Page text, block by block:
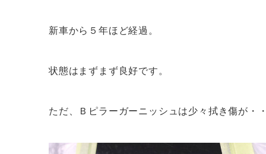
新車から５年ほど経過。
状態はまずまず良好です。
ただ、Ｂピラーガーニッシュは少々拭き傷が・